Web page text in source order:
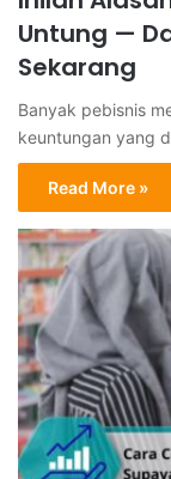
Untung —
Sekarang
Banyak pebisnis
keuntungan yang
Read More »